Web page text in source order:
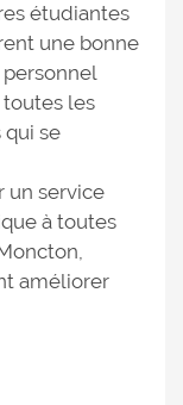
étudiantes
une bonne
toutes les
se
un service
à toutes
améliorer